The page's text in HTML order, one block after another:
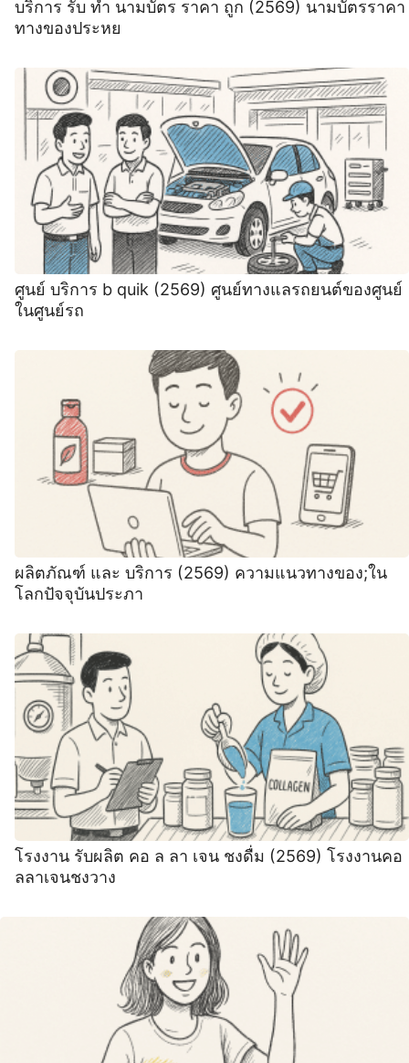
บริการ รับ ทำ นามบัตร ราคา ถูก (2569) นามบัตรราคา
ทางของประหย
ศูนย์ บริการ b quik (2569) ศูนย์ทางแลรถยนต์ของศูนย์
ในศูนย์รถ
ผลิตภัณฑ์ และ บริการ (2569) ความแนวทางของ;ใน
โลกปัจจุบันประภา
โรงงาน รับผลิต คอ ล ลา เจน ชงดื่ม (2569) โรงงานคอ
ลลาเจนชงวาง